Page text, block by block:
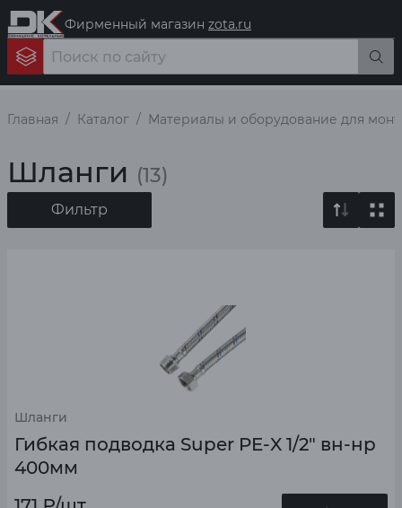
Фирменный магазин zota.ru
Главная Каталог Материалы и оборудование для
Шланги (13)
Фильтр
Шланги
Гибкая подводка Super PE-X 1/2" вн-нр
400мм